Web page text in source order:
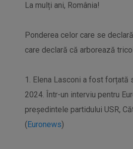
La mulți ani, România!
Ponderea celor care se
care declară că arborează
1. Elena Lasconi a fost
2024. Într-un interviu pentru
președintele partidului USR,
(Euronews)